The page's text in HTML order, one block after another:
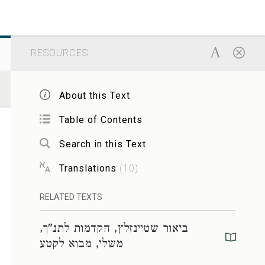
RESOURCES
About this Text
Table of Contents
Search in this Text
Translations (10)
RELATED TEXTS
ביאור שטיינזלץ, הקדמות לתנ"ך,
משלי, מבוא לקטע